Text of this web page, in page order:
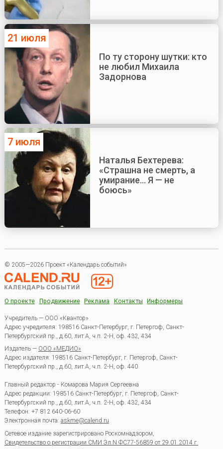
21 июля
По ту сторону шутки: кто
не любил Михаила
Задорнова
7 июля
Наталья Бехтерева:
«Страшна не смерть, а
умирание... Я — не
боюсь»
© 2005—2026 Проект «Календарь событий»
О проекте Продвижение Реклама Контакты Информеры
Учредитель — ООО «Квантор»
Адрес учредителя: 198516 Санкт-Петербург, г. Петергоф, Санкт-
Петербургский пр., д.60, лит.А, ч.п. 2-Н, оф. 432, 434
Издатель — ООО «МЕДИО»
Адрес издателя: 198516 Санкт-Петербург, г. Петергоф, Санкт-
Петербургский пр., д.60, лит.А, ч.п. 2-Н, оф. 440
Главный редактор - Комарова Мария Сергеевна
Адрес редакции: 198516 Санкт-Петербург, г. Петергоф, Санкт-
Петербургский пр., д.60, лит.А, ч.п. 2-Н, оф. 432, 434
Телефон: +7 812 640-06-60
Электронная почта: askme@calend.ru
Сетевое издание зарегистрировано Роскомнадзором,
Свидетельство о регистрации СМИ Эл.N ФС77-56859 от 29.01.2014 г.